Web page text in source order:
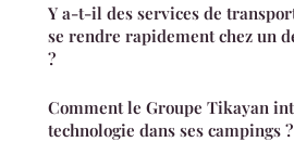
Y a-t-il des services de
se rendre rapidement chez un
?
Comment le Groupe Tikayan
technologie dans ses campings ?